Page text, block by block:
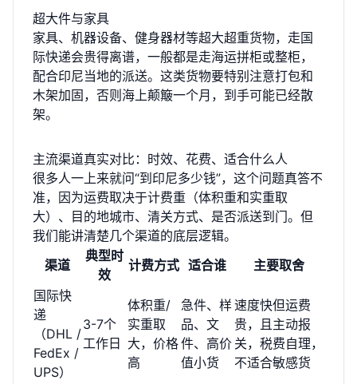
超大件与家具
家具、机器设备、健身器材等超大超重货物，走国
际快递会贵得离谱，一般都是走海运拼柜或整柜，
配合印尼当地的派送。这类货物要特别注意打包和
木架加固，否则海上颠簸一个月，到手可能已经散
架。
主流渠道真实对比：时效、花费、适合什么人
很多人一上来就问“到印尼多少钱”，这个问题真答不
准，因为运费取决于计费重（体积重和实重取
大）、目的地城市、清关方式、是否派送到门。但
我们能讲清楚几个渠道的底层逻辑。
渠道
典型时
效
计费方式 适合谁
主要取舍
国际快
递
（DHL /
FedEx /
UPS）
3-7个
工作日
体积重/
实重取
大，价格
高
急件、样
品、文
件、高价
值小货
速度快但运费
贵，且主动报
关，税费自理，
不适合敏感货